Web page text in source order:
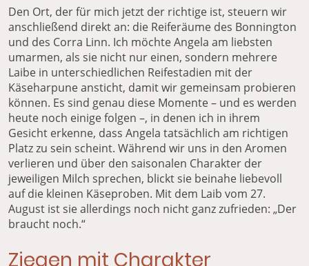
Den Ort, der für mich jetzt der richtige ist, steuern wir
anschließend direkt an: die Reiferäume des Bonnington
und des Corra Linn. Ich möchte Angela am liebsten
umarmen, als sie nicht nur einen, sondern mehrere
Laibe in unterschiedlichen Reifestadien mit der
Käseharpune ansticht, damit wir gemeinsam probieren
können. Es sind genau diese Momente – und es werden
heute noch einige folgen –, in denen ich in ihrem
Gesicht erkenne, dass Angela tatsächlich am richtigen
Platz zu sein scheint. Während wir uns in den Aromen
verlieren und über den saisonalen Charakter der
jeweiligen Milch sprechen, blickt sie beinahe liebevoll
auf die kleinen Käseproben. Mit dem Laib vom 27.
August ist sie allerdings noch nicht ganz zufrieden: „Der
braucht noch.“
Ziegen mit Charakter